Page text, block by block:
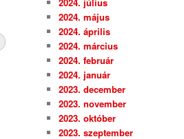
2024. május
2024. április
2024. március
2024. február
2024. január
2023. december
2023. november
2023. október
2023. szeptember